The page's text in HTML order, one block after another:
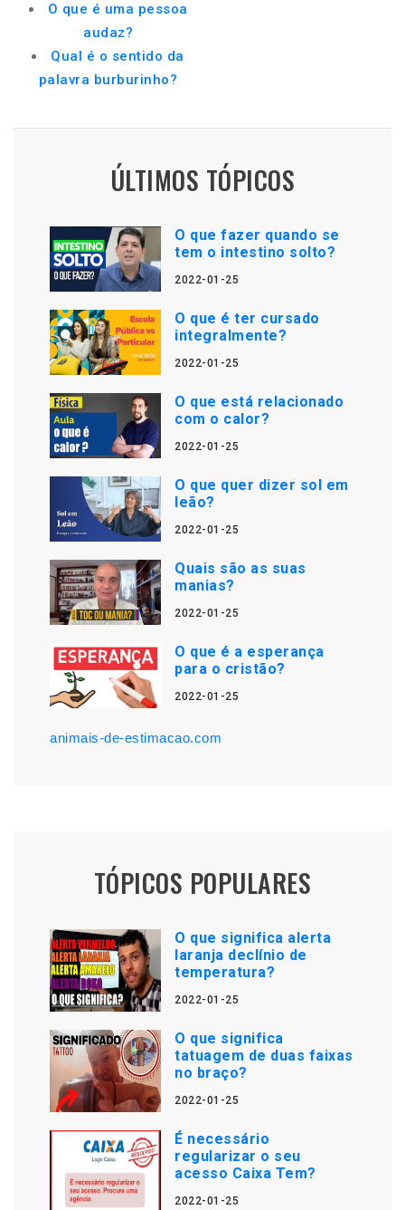
O que é uma pessoa
audaz?
Qual é o sentido da
palavra burburinho?
ÚLTIMOS TÓPICOS
O que fazer quando se
tem o intestino solto?
2022-01-25
O que é ter cursado
integralmente?
2022-01-25
O que está relacionado
com o calor?
2022-01-25
O que quer dizer sol em
leão?
2022-01-25
Quais são as suas
manias?
2022-01-25
O que é a esperança
para o cristão?
2022-01-25
animais-de-estimacao.com
TÓPICOS POPULARES
O que significa alerta
laranja declínio de
temperatura?
2022-01-25
O que significa
tatuagem de duas faixas
no braço?
2022-01-25
É necessário
regularizar o seu
acesso Caixa Tem?
2022-01-25